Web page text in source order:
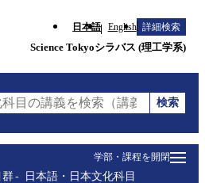
日本語 English 詳細検索
Science Tokyoシラバス (理工学系)
目の講義を検索（講義名・科目
検索
学部・課程を開閉
群 日本語・日本文化科目